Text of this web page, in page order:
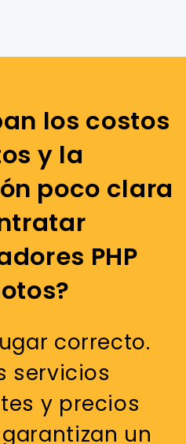
los costos
y la
poco clara
PHP
correcto.
servicios
y precios
un